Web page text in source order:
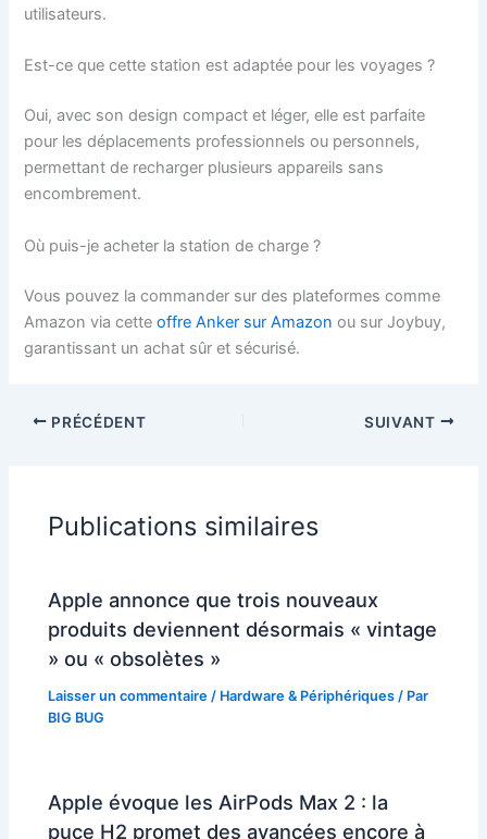
utilisateurs.
Est-ce que cette station est adaptée pour les voyages ?
Oui, avec son design compact et léger, elle est parfaite
pour les déplacements professionnels ou personnels,
permettant de recharger plusieurs appareils sans
encombrement.
Où puis-je acheter la station de charge ?
Vous pouvez la commander sur des plateformes comme
Amazon via cetteoffre Anker sur Amazon ou sur Joybuy,
garantissant un achat sûr et sécurisé.
PRÉCÉDENT SUIVANT
Publications similaires
Apple annonce que trois nouveaux
produits deviennent désormais « vintage
» ou « obsolètes »
Laisser un commentaire / Hardware & Périphériques / Par
BIG BUG
Apple évoque les AirPods Max 2 : la
puce H2 promet des avancées encore à